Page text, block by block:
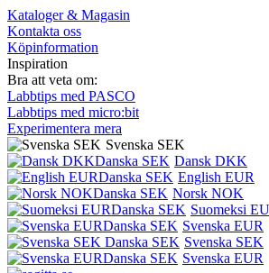
Kataloger & Magasin
Kontakta oss
Köpinformation
Inspiration
Bra att veta om:
Labbtips med PASCO
Labbtips med micro:bit
Experimentera mera
Svenska SEK
Dansk DKK
English EUR
Norsk NOK
Suomeksi
Svenska EUR
Svenska SEK
Svenska EUR